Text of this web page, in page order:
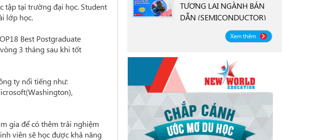
tại trường đại học. Student
lớp học.
Best Postgraduate
3 tháng sau khi tốt
ty nổi tiếng như:
gia để có thêm trải nghiệm
viên sẽ học được khả năng
TƯƠNG LAI NGÀNH BÁN
DẪN (SEMICONDUCTOR)
CÙNG ĐẠI HỌC OREGON
STATE UNIVERSITY OSU
Xem thêm